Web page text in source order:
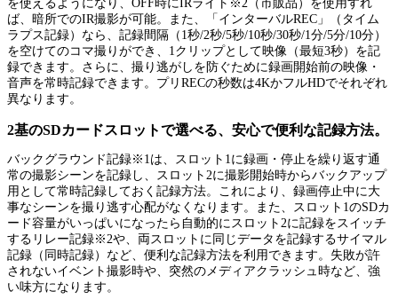
を使えるようになり、OFF時にIRライト※2（市販品）を使用すれ
ば、暗所でのIR撮影が可能。また、「インターバルREC」（タイム
ラプス記録）なら、記録間隔（1秒/2秒/5秒/10秒/30秒/1分/5分/10分）
を空けてのコマ撮りができ、1クリップとして映像（最短3秒）を記
録できます。さらに、撮り逃がしを防ぐために録画開始前の映像・
音声を常時記録できます。プリRECの秒数は4KかフルHDでそれぞれ
異なります。
2基のSDカードスロットで選べる、安心で便利な記録方法。
バックグラウンド記録※1は、スロット1に録画・停止を繰り返す通
常の撮影シーンを記録し、スロット2に撮影開始時からバックアップ
用として常時記録しておく記録方法。これにより、録画停止中に大
事なシーンを撮り逃す心配がなくなります。また、スロット1のSDカ
ード容量がいっぱいになったら自動的にスロット2に記録をスイッチ
するリレー記録※2や、両スロットに同じデータを記録するサイマル
記録（同時記録）など、便利な記録方法を利用できます。失敗が許
されないイベント撮影時や、突然のメディアクラッシュ時など、強
い味方になります。